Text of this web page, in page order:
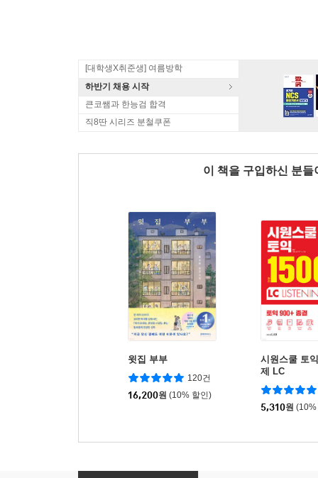
[대학생X취준생] 여름방학
하반기 채용 시작
큰코쌤과 한능검 합격
직8딴 시리즈 분철쿠폰
이 책을 구입하신 분
윗집 부부
120건
16,200원 (10% 할인)
시원스쿨 토
제 LC
5,310원 (10%